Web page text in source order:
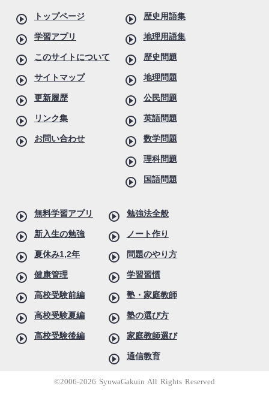
トップページ
学習アプリ
このサイトについて
サイトマップ
更新履歴
リンク集
お問い合わせ
歴史用語集
地理用語集
歴史問題
地理問題
公民問題
英語問題
数学問題
理科問題
国語問題
無料学習アプリ
新入生の勉強
夏休み1,2年
健康管理
高校受験前編
高校受験夏編
高校受験後編
勉強法全般
ノート作り
問題のやり方
学習習慣
塾・家庭教師
塾の選び方
家庭教師選び
通信教育
©2006-2026 SyuwaGakuin All Rights Reserved